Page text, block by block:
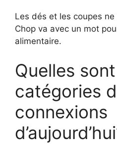
Les dés et les coupes
Chop va avec un mot
alimentaire.
Quelles
catégories
connexions